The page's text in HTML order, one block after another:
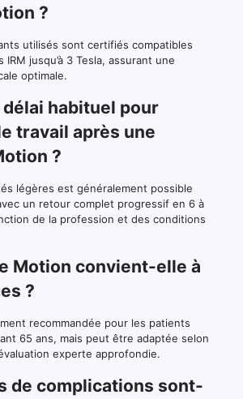
?
utilisés sont certifiés compatibles
IRM jusqu’à 3 Tesla, assurant une
optimale.
délai habituel pour
travail après une
?
légères est généralement possible
un retour complet progressif en 6 à
de la profession et des conditions
Motion convient-elle à
?
recommandée pour les patients
65 ans, mais peut être adaptée selon
experte approfondie.
de complications sont-